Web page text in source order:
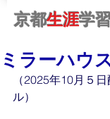
京都生涯学
ミラーハウ
（2025年10月５
ル）